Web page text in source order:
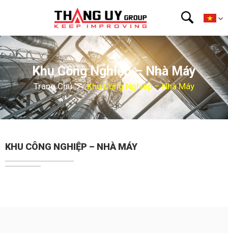
Khu Công Nghiệp – Nhà Máy
Trang Chủ Khu Công Nghiệp – Nhà Máy
KHU CÔNG NGHIỆP – NHÀ MÁY